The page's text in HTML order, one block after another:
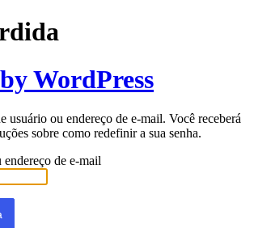
WordPress
usuário ou endereço de e-mail. Você receberá
sobre como redefinir a sua senha.
de e-mail